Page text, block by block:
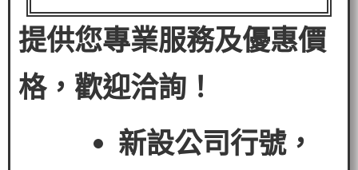
提供您專業服務及優惠價
格，歡迎洽詢！
新設公司行號，